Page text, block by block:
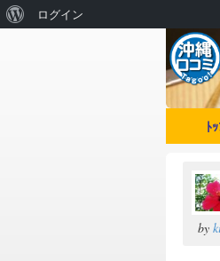
ﾄ
by
ログイン